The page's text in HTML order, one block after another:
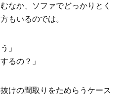
なか、ソファでどっかりとく
もいるのでは。
」
るの？」
けの間取りをためらうケース